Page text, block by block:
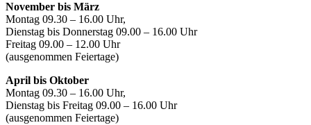
November bis März
Montag 09.30 – 16.00 Uhr,
Dienstag bis Donnerstag 09.00 – 16.00 Uhr
Freitag 09.00 – 12.00 Uhr
(ausgenommen Feiertage)
April bis Oktober
Montag 09.30 – 16.00 Uhr,
Dienstag bis Freitag 09.00 – 16.00 Uhr
(ausgenommen Feiertage)